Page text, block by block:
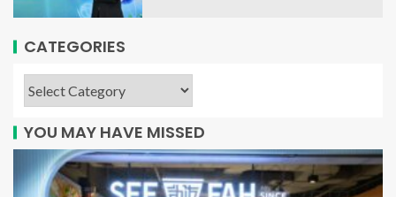
CATEGORIES
YOU MAY HAVE MISSED